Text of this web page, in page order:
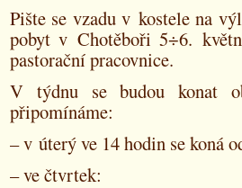
Pište se vzadu v kostele na
pobyt v Chotěboři 5÷6.
pastorační pracovnice.
V týdnu se budou konat
připomínáme:
– v úterý ve 14 hodin se koná
– ve čtvrtek: